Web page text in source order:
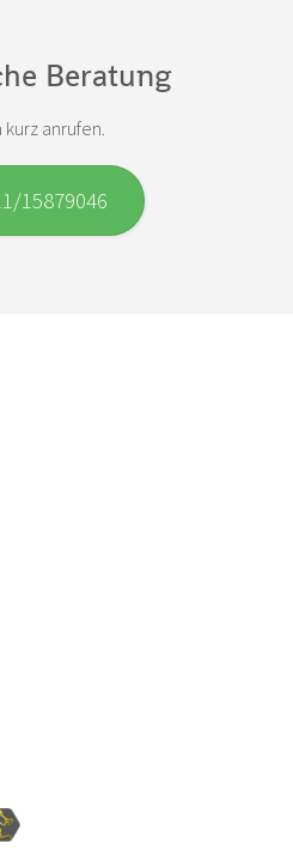
Beratung
kurz anrufen.
15879046